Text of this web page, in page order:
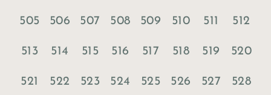
505 506 507 508 509 510 511 512
513 514 515 516 517 518 519 520
521 522 523 524 525 526 527 528